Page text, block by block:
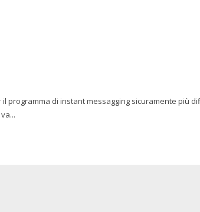
di instant messagging sicuramente più